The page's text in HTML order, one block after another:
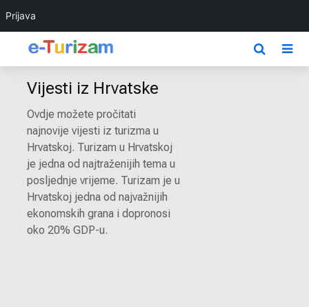
Prijava
Vijesti iz Hrvatske
Ovdje možete pročitati
najnovije vijesti iz turizma u
Hrvatskoj. Turizam u Hrvatskoj
je jedna od najtraženijih tema u
posljednje vrijeme. Turizam je u
Hrvatskoj jedna od najvažnijih
ekonomskih grana i dopronosi
oko 20% GDP-u.